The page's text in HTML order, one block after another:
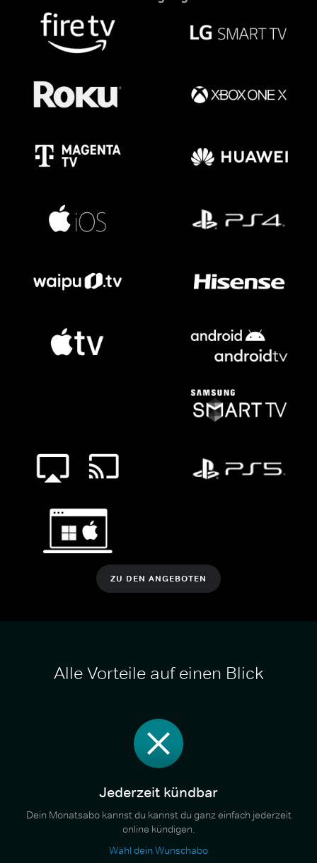
ZU DEN ANGEBOTEN
Alle Vorteile auf einen Blick
Jederzeit kündbar
Dein Monatsabo kannst du kannst du ganz einfach jederzeit
online kündigen.
Wähl dein Wunschabo